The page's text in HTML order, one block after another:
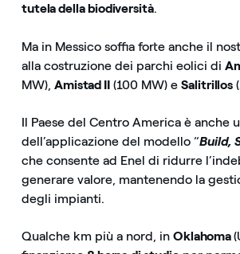
tutela della biodiversità.
Ma in Messico soffia forte anche il
alla costruzione dei parchi eolici di
MW), Amistad II (100 MW) eSalitrillos
Il Paese del Centro America è anche
dell’applicazione del modello “Build,
che consente ad Enel di ridurre
generare valore, mantenendo la
degli impianti.
Qualche km più a nord, in Oklahoma